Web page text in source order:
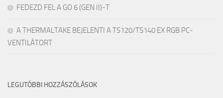
FEDEZD FEL A GO 6 (GEN II)-T
A THERMALTAKE BEJELENTI A TS120/TS140 EX RGB PC-
VENTILÁTORT
LEGUTÓBBI HOZZÁSZÓLÁSOK